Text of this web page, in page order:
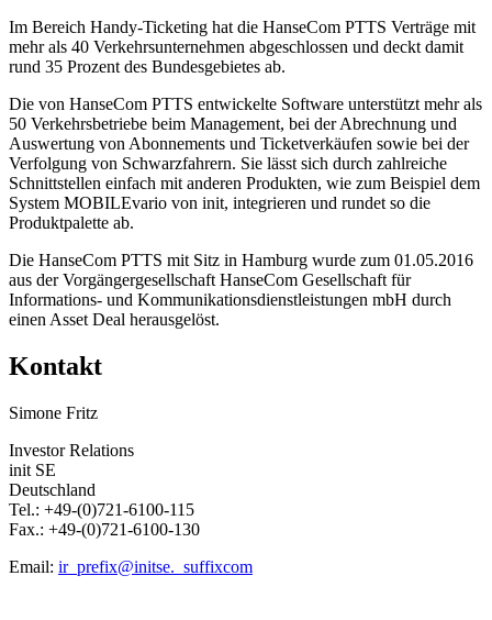
Im Bereich Handy-Ticketing hat die HanseCom PTTS Verträge mit
mehr als 40 Verkehrsunternehmen abgeschlossen und deckt damit
rund 35 Prozent des Bundesgebietes ab.
Die von HanseCom PTTS entwickelte Software unterstützt mehr als
50 Verkehrsbetriebe beim Management, bei der Abrechnung und
Auswertung von Abonnements und Ticketverkäufen sowie bei der
Verfolgung von Schwarzfahrern. Sie lässt sich durch zahlreiche
Schnittstellen einfach mit anderen Produkten, wie zum Beispiel dem
System MOBILEvario von init, integrieren und rundet so die
Produktpalette ab.
Die HanseCom PTTS mit Sitz in Hamburg wurde zum 01.05.2016
aus der Vorgängergesellschaft HanseCom Gesellschaft für
Informations- und Kommunikationsdienstleistungen mbH durch
einen Asset Deal herausgelöst.
Kontakt
Simone Fritz
Investor Relations
init SE
Deutschland
Tel.: +49-(0)721-6100-115
Fax.: +49-(0)721-6100-130
Email: ir_prefix@initse. _suffixcom